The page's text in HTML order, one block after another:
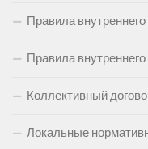
Правила
Правила
Коллективный
Локальные